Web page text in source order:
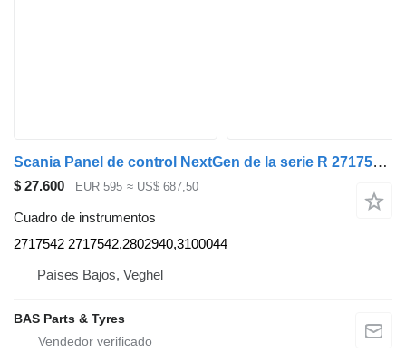
Scania Panel de control NextGen de la serie R 2717542 cuadro de instrumentos para Scania R-Serie NextGen camión
$ 27.600 EUR 595 ≈ US$ 687,50
Cuadro de instrumentos
2717542 2717542,2802940,3100044
Países Bajos, Veghel
BAS Parts & Tyres